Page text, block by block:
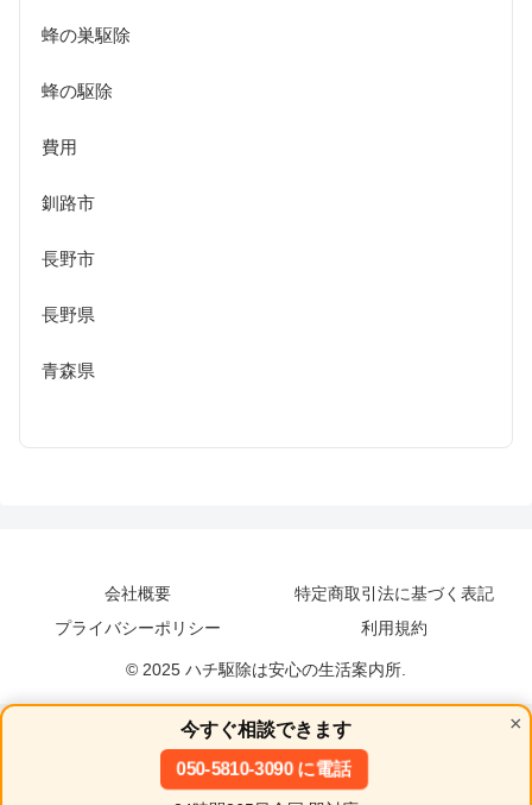
×
今すぐ相談できます
050-5810-3090 に電話
蜂の巣駆除
蜂の駆除
費用
釧路市
長野市
長野県
青森県
会社概要
特定商取引法に基づく表記
プライバシーポリシー
利用規約
© 2025 ハチ駆除は安心の生活案内所.